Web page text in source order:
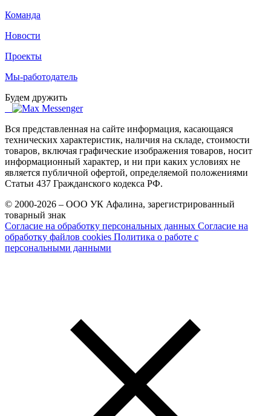
Команда
Новости
Проекты
Мы-работодатель
Будем дружить
Вся представленная на сайте информация, касающаяся
технических характеристик, наличия на складе, стоимости
товаров, включая графические изображения товаров, носит
информационный характер, и ни при каких условиях не
является публичной офертой, определяемой положениями
Статьи 437 Гражданского кодекса РФ.
© 2000-2026 – ООО УК Афалина, зарегистрированный
товарный знак
Согласие на обработку персональных данных Согласие на
обработку файлов cookies Политика о работе с
персональными данными